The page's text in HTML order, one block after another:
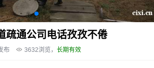
疏通公司电话孜孜不倦
布 3632浏览， 长期有效